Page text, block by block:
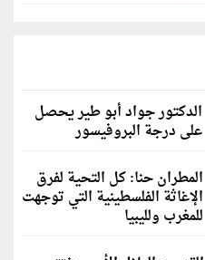
الدكتور جواد أبو طير يحصل
على درجة البروفيسور
المطران حنا: كل التحية لفرق
الإغاثة الفلسطينية التي توجهت
للمغرب ولليبيا